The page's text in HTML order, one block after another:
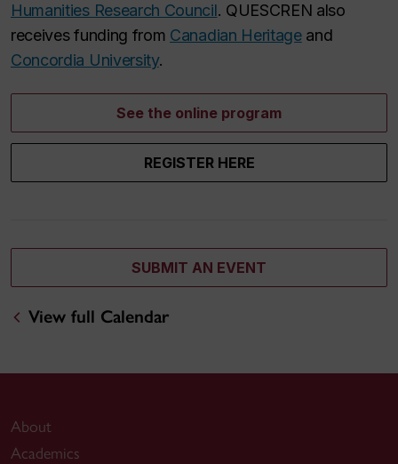
Humanities Research Council. QUESCREN also
receives funding from Canadian Heritageand
Concordia University.
See the online program
REGISTER HERE
SUBMIT AN EVENT
View full Calendar
About
Academics